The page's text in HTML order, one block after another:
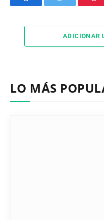
FacebookTwitter
ADICIONAR
LO MÁS